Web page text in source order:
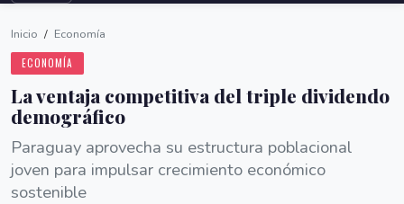
Inicio / Economía
ECONOMÍA
La ventaja competitiva del triple dividendo
demográfico
Paraguay aprovecha su estructura poblacional
joven para impulsar crecimiento económico
sostenible